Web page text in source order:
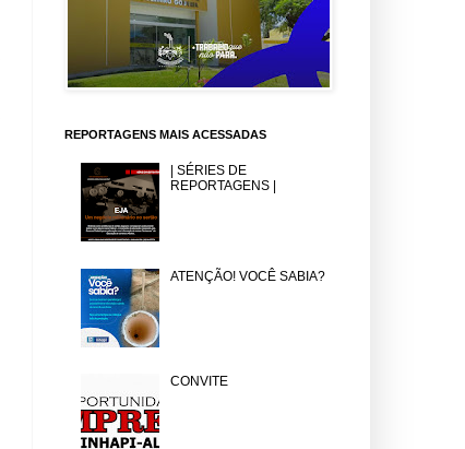
REPORTAGENS MAIS ACESSADAS
| SÉRIES DE
REPORTAGENS |
ATENÇÃO! VOCÊ SABIA?
CONVITE